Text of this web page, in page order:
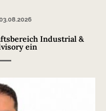
Industrial &
ein